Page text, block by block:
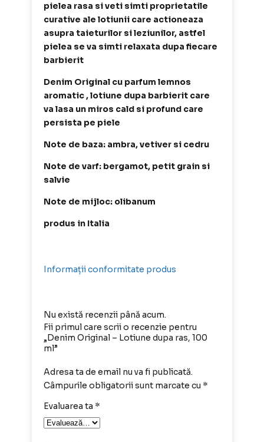
pielea rasa si veti simti proprietatile
curative ale lotiunii care actioneaza
asupra taieturilor si leziunilor, astfel
pielea se va simti relaxata dupa fiecare
barbierit
Denim Original cu parfum lemnos
aromatic , lotiune dupa barbierit care
va lasa un miros cald si profund care
persista pe piele
Note de baza: ambra, vetiver si cedru
Note de varf: bergamot, petit grain si
salvie
Note de mijloc: olibanum
produs in Italia
Informații conformitate produs
Nu există recenzii până acum.
Fii primul care scrii o recenzie pentru
„Denim Original – Lotiune dupa ras, 100
ml”
Adresa ta de email nu va fi publicată.
Câmpurile obligatorii sunt marcate cu *
Evaluarea ta *